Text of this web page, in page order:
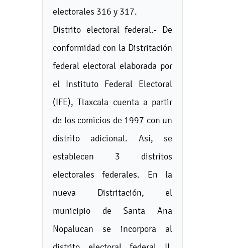
electorales 316 y 317.
Distrito electoral federal.- De
conformidad con la Distritación
federal electoral elaborada por
el Instituto Federal Electoral
(IFE), Tlaxcala cuenta a partir
de los comicios de 1997 con un
distrito adicional. Así, se
establecen 3 distritos
electorales federales. En la
nueva Distritación, el
municipio de Santa Ana
Nopalucan se incorpora al